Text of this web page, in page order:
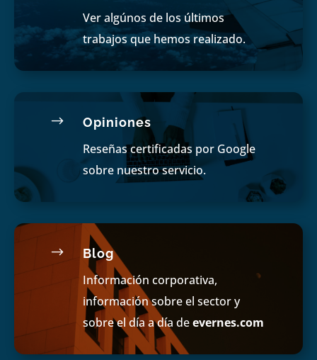
Ver algúnos de los últimos
trabajos que hemos realizado.
$ Opiniones
Reseñas certificadas por Google
sobre nuestro servicio.
$ Blog
Información corporativa,
información sobre el sector y
sobre el día a día deevernes.com